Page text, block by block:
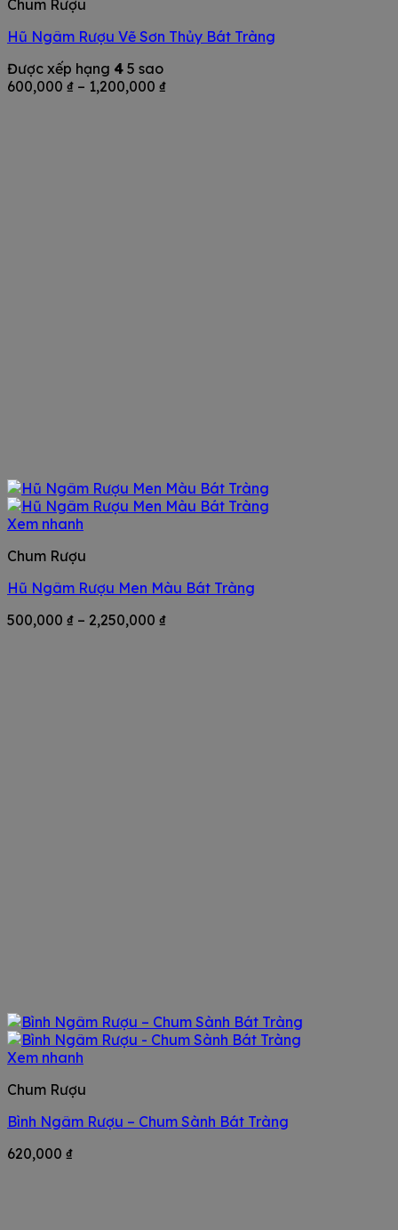
Chum Rượu
Hũ Ngâm Rượu Vẽ Sơn Thủy Bát Tràng
Được xếp hạng 4 5 sao
600,000 ₫ – 1,200,000 ₫Khoảng
Xem nhanh
Chum Rượu
Hũ Ngâm Rượu Men Màu Bát Tràng
500,000 ₫ – 2,250,000 ₫Khoảng
Xem nhanh
Chum Rượu
Bình Ngâm Rượu – Chum Sành Bát Tràng
620,000 ₫